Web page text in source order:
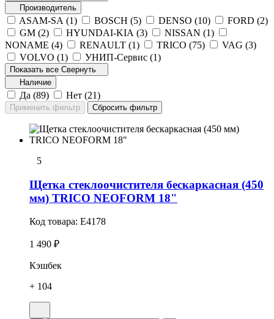
Производитель
ASAM-SA (1) BOSCH (5) DENSO (10) FORD (2)
GM (2) HYUNDAI-KIA (3) NISSAN (1)
NONAME (4) RENAULT (1) TRICO (75) VAG (3)
VOLVO (1) УНИП-Сервис (1)
Показать все Свернуть
Наличие
Да (89) Нет (21)
5
Щетка стеклоочистителя бескаркасная (450
мм) TRICO NEOFORM 18"
Код товара: E4178
1 490 ₽
Кэшбек
+ 104